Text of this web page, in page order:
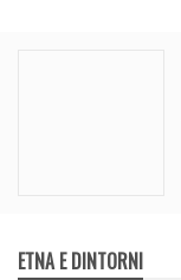
ETNA E DINTORNI